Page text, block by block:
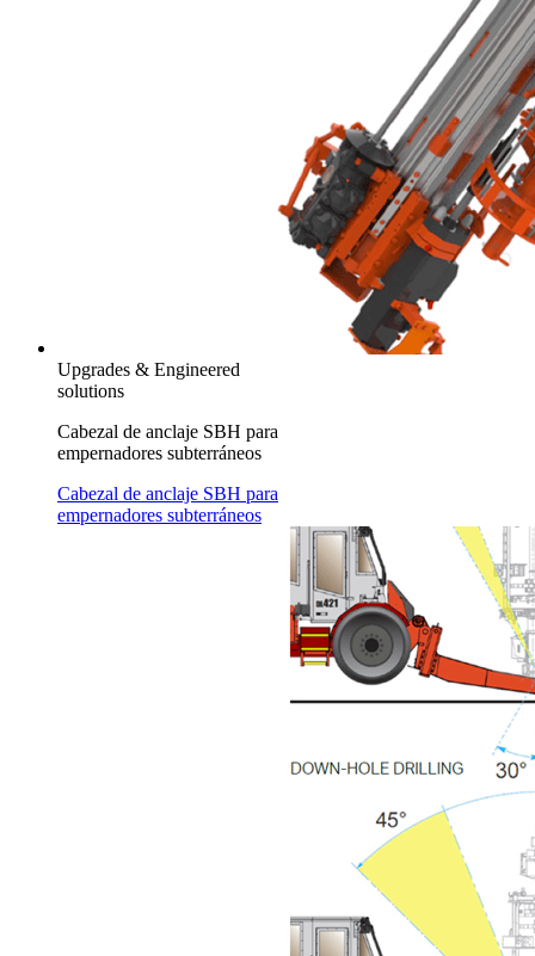
Upgrades & Engineered
solutions
Cabezal de anclaje SBH para
empernadores subterráneos
Cabezal de anclaje SBH para
empernadores subterráneos